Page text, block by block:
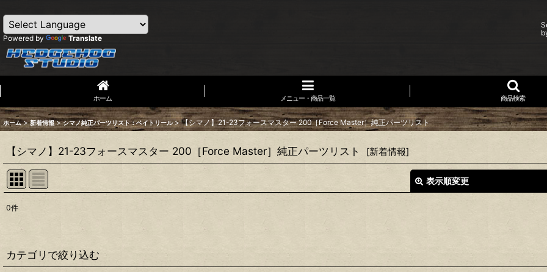
Powered by Translate
ホーム メニュー・商品一覧 商品検索
ホーム > 新着情報 > シマノ純正パーツリスト：ベイトリール > 【シマノ】21-23フォースマスター 200［Force Master］純正パーツリスト
【シマノ】21-23フォースマスター 200［Force Master］純正パーツリスト [新着情報]
表示順変更
並び順
0件
カテゴリで絞り込む